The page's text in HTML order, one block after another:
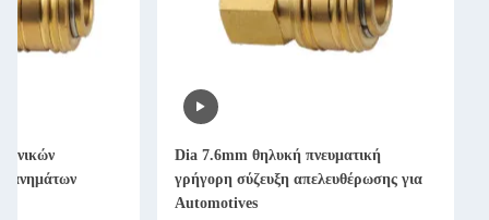
Dia 7.6mm θηλυκή πνευματική
γρήγορη σύζευξη απελευθέρωσης για
Automotives